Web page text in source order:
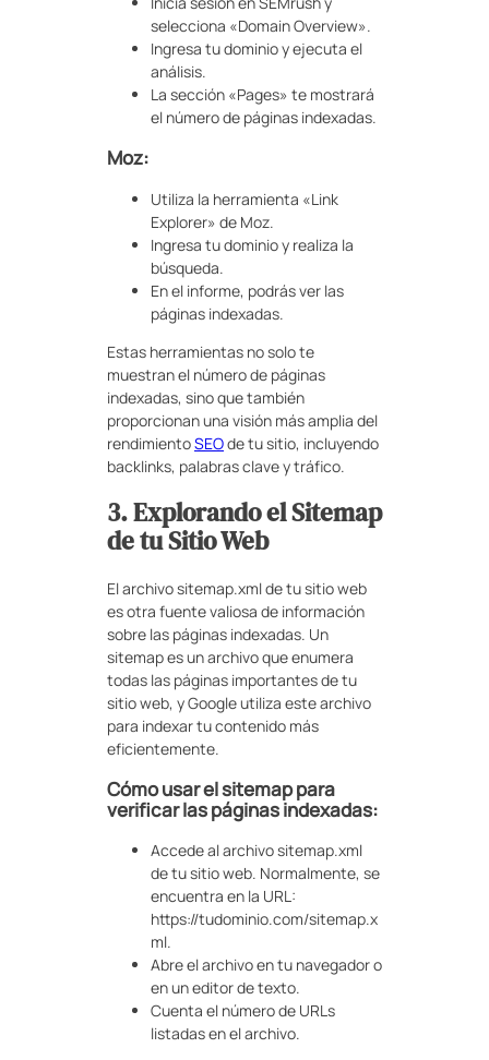
selecciona «Domain Overview».
Ingresa tu dominio y ejecuta el
análisis.
La sección «Pages» te mostrará
el número de páginas indexadas.
Moz:
Utiliza la herramienta «Link
Explorer» de Moz.
Ingresa tu dominio y realiza la
búsqueda.
En el informe, podrás ver las
páginas indexadas.
Estas herramientas no solo te
muestran el número de páginas
indexadas, sino que también
proporcionan una visión más amplia del
rendimientoSEOde tu sitio, incluyendo
backlinks, palabras clave y tráfico.
3. Explorando el Sitemap
de tu Sitio Web
El archivo sitemap.xml de tu sitio web
es otra fuente valiosa de información
sobre las páginas indexadas. Un
sitemap es un archivo que enumera
todas las páginas importantes de tu
sitio web, y Google utiliza este archivo
para indexar tu contenido más
eficientemente.
Cómo usar el sitemap para
verificar las páginas indexadas:
Accede al archivo sitemap.xml
de tu sitio web. Normalmente, se
encuentra en la URL:
https://tudominio.com/sitemap.x
ml.
Abre el archivo en tu navegador o
en un editor de texto.
Cuenta el número de URLs
listadas en el archivo.